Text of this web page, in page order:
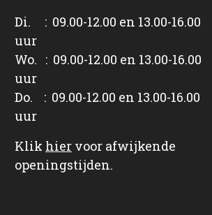
Di. : 09.00-12.00 en 13.00-16.00
uur
Wo. : 09.00-12.00 en 13.00-16.00
uur
Do. : 09.00-12.00 en 13.00-16.00
uur
Klik hier voor afwijkende
openingstijden.